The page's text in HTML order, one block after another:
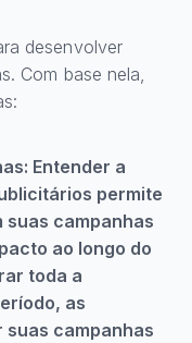
desenvolver
Com base nela,
Entender a
permite
suas campanhas
ao longo do
toda a
as
suas campanhas